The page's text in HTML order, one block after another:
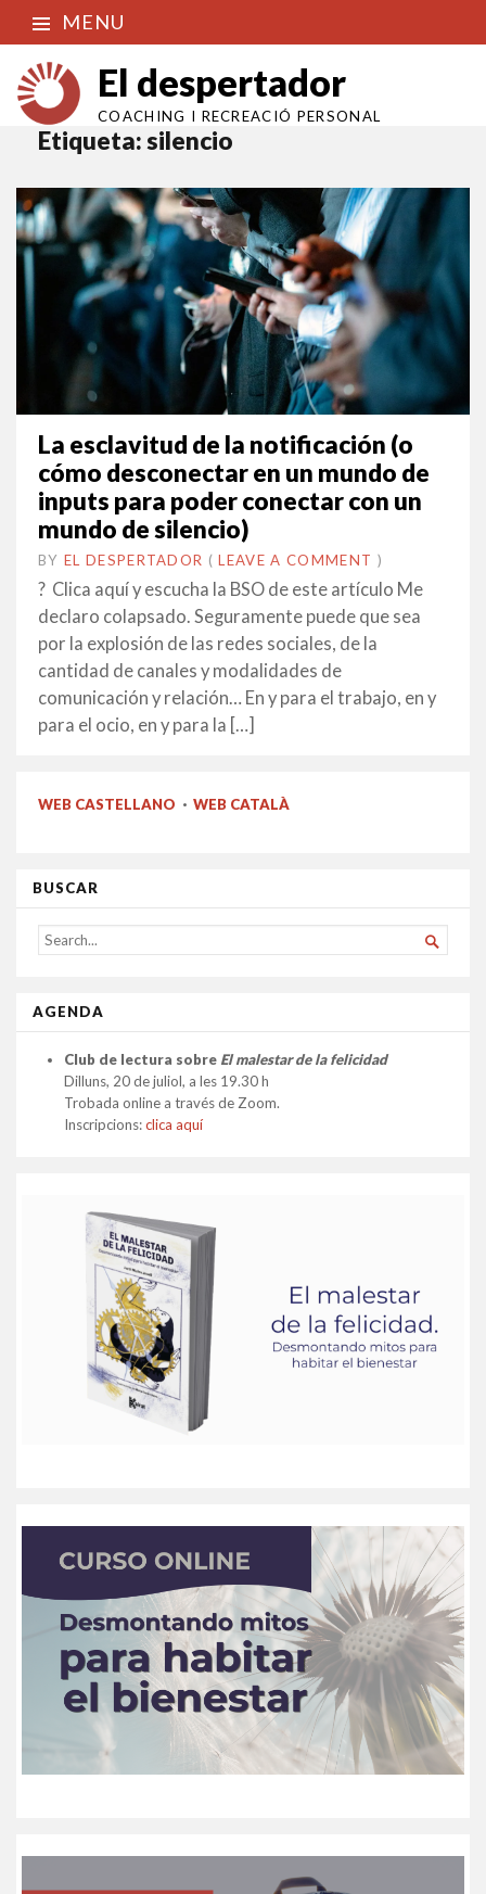
MENU
El despertador
COACHING I RECREACIÓ PERSONAL
Etiqueta:silencio
La esclavitud de la notificación (o
cómo desconectar en un mundo de
inputs para poder conectar con un
mundo de silencio)
BY EL DESPERTADOR ON
26
FEBRER
•(LEAVE A COMMENT )
? Clica aquí y escucha la BSO de este artículo Me
declaro colapsado. Seguramente puede que sea
por la explosión de las redes sociales, de la
cantidad de canales y modalidades de
comunicación y relación… En y para el trabajo, en y
para el ocio, en y para la […]
WEB CASTELLANO · WEB CATALÀ
BUSCAR
SEARCH
FOR...

AGENDA
Club de lectura sobre El malestar de la felicidad
Dilluns, 20 de juliol, a les 19.30 h
Trobada online a través de Zoom.
Inscripcions:clica aquí